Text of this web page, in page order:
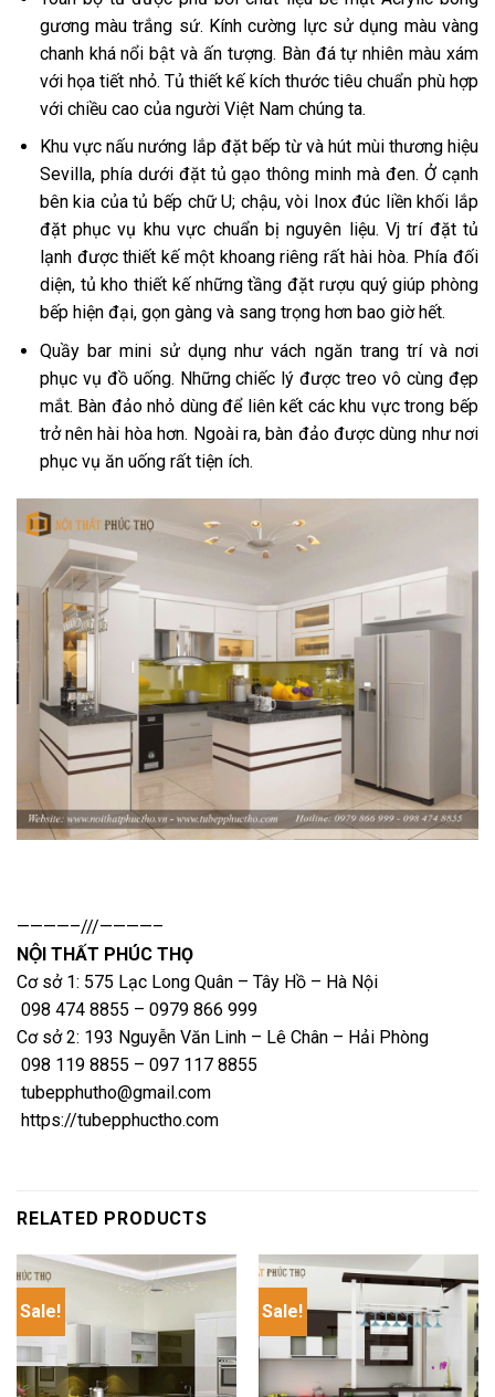
gương màu trắng sứ. Kính cường lực sử dụng màu vàng
chanh khá nổi bật và ấn tượng. Bàn đá tự nhiên màu xám
với họa tiết nhỏ. Tủ thiết kế kích thước tiêu chuẩn phù hợp
với chiều cao của người Việt Nam chúng ta.
Khu vực nấu nướng lắp đặt bếp từ và hút mùi thương hiệu
Sevilla, phía dưới đặt tủ gạo thông minh mà đen. Ở cạnh
bên kia của tủ bếp chữ U; chậu, vòi Inox đúc liền khối lắp
đặt phục vụ khu vực chuẩn bị nguyên liệu. Vj trí đặt tủ
lạnh được thiết kế một khoang riêng rất hài hòa. Phía đối
diện, tủ kho thiết kế những tầng đặt rượu quý giúp phòng
bếp hiện đại, gọn gàng và sang trọng hơn bao giờ hết.
Quầy bar mini sử dụng như vách ngăn trang trí và nơi
phục vụ đồ uống. Những chiếc lý được treo vô cùng đẹp
mắt. Bàn đảo nhỏ dùng để liên kết các khu vực trong bếp
trở nên hài hòa hơn. Ngoài ra, bàn đảo được dùng như nơi
phục vụ ăn uống rất tiện ích.
————–///————–
NỘI THẤT PHÚC THỌ
Cơ sở 1: 575 Lạc Long Quân – Tây Hồ – Hà Nội
098 474 8855 – 0979 866 999
Cơ sở 2: 193 Nguyễn Văn Linh – Lê Chân – Hải Phòng
098 119 8855 – 097 117 8855
tubepphutho@gmail.com
https://tubepphuctho.com
RELATED PRODUCTS
Sale! Sale!